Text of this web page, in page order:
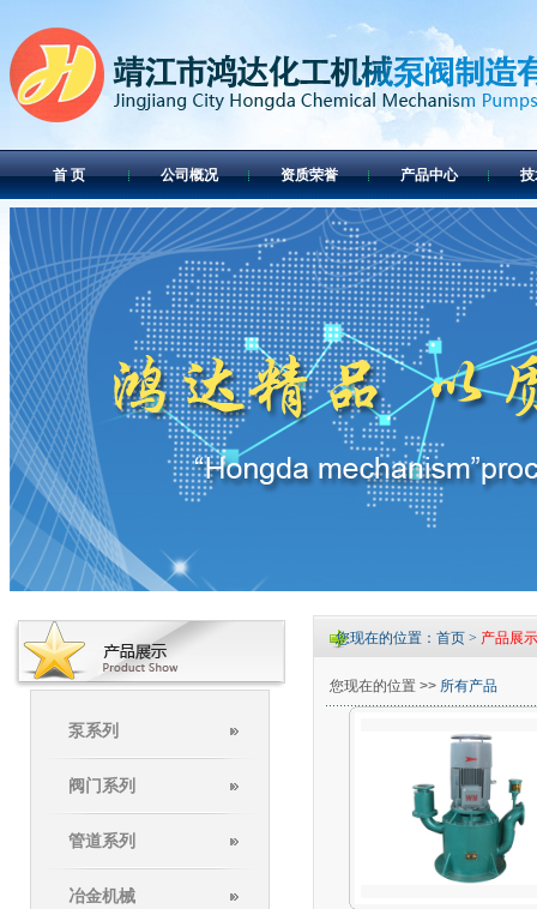
首 页 公司概况 资质荣誉 产品中心 技
泵系列
阀门系列
管道系列
冶金机械
您现在的位置：首页 > 产品展示
您现在的位置 >> 所有产品